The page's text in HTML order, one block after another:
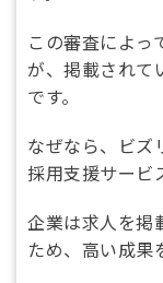
この審査によっ
が、掲載されて
です。
なぜなら、ビズ
採用支援サービ
企業は求人を掲
ため、高い成果